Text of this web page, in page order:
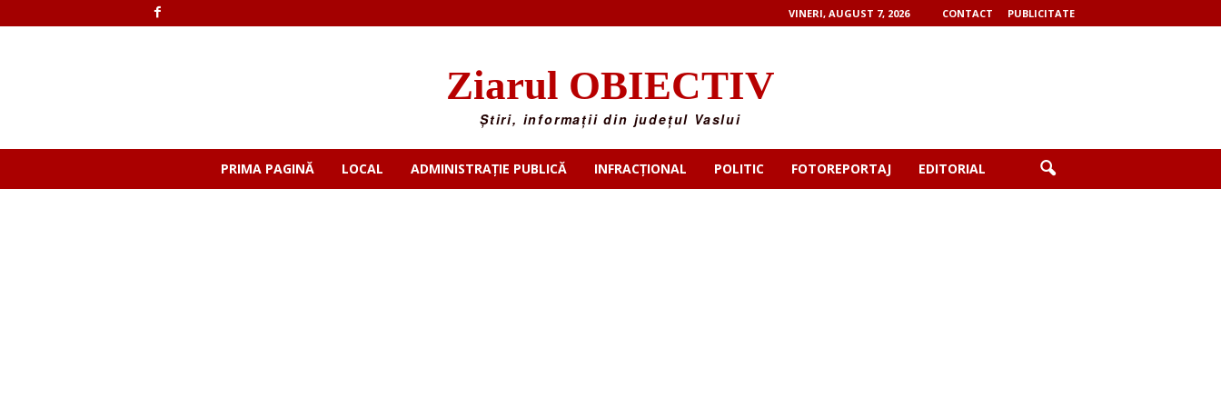
VINERI, AUGUST 7, 2026 CONTACT PUBLICITATE
Ziarul OBIECTIV
Știri, informații din județul Vaslui
PRIMA PAGINĂ LOCAL ADMINISTRAȚIE PUBLICĂ INFRACȚIONAL POLITIC FOTOREPORTAJ EDITORIAL